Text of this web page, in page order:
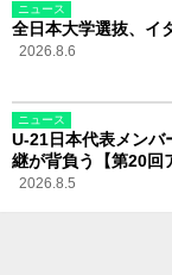
ニュース
全日本大学選抜、イ
2026.8.6
ニュース
U-21日本代表メンバ
継が背負う【第20回
2026.8.5